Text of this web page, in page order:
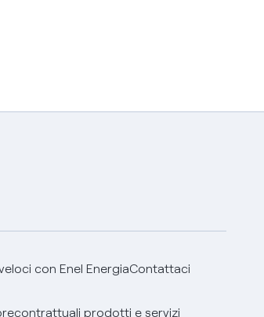
con Enel EnergiaContattaci
prodotti e servizi